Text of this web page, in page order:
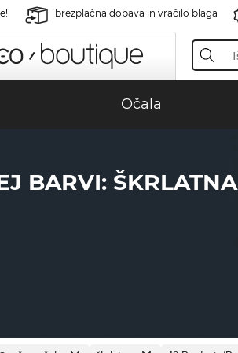
brezplačna dobava in vračilo blaga
Očala
BARVI: ŠKRLATNA